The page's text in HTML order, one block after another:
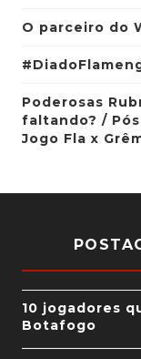
O parceiro do
Poderosas
faltando? /
Jogo Fla x
10 jogadores
Botafogo